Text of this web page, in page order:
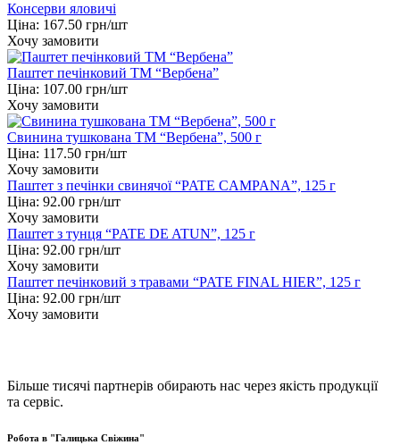
Консерви яловичі
Ціна: 167.50 грн/шт
Хочу замовити
Паштет печінковий ТМ “Вербена”
Ціна: 107.00 грн/шт
Хочу замовити
Свинина тушкована ТМ “Вербена”, 500 г
Ціна: 117.50 грн/шт
Хочу замовити
Паштет з печінки свинячої “PATE CAMPANA”, 125 г
Ціна: 92.00 грн/шт
Хочу замовити
Паштет з тунця “PATE DE ATUN”, 125 г
Ціна: 92.00 грн/шт
Хочу замовити
Паштет печінковий з травами “PATE FINAL HIER”, 125 г
Ціна: 92.00 грн/шт
Хочу замовити
Більше тисячі партнерів обирають нас через якість продукції
та сервіс.
Робота в "Галицька Свіжина"